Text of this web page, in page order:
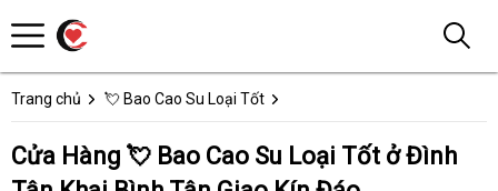
Trang chủ 💘 Bao Cao Su Loại Tốt
Cửa Hàng 💘 Bao Cao Su Loại Tốt ở Đình